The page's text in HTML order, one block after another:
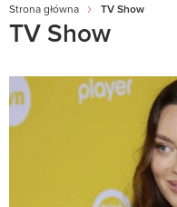
Strona główna TV Show
TV Show